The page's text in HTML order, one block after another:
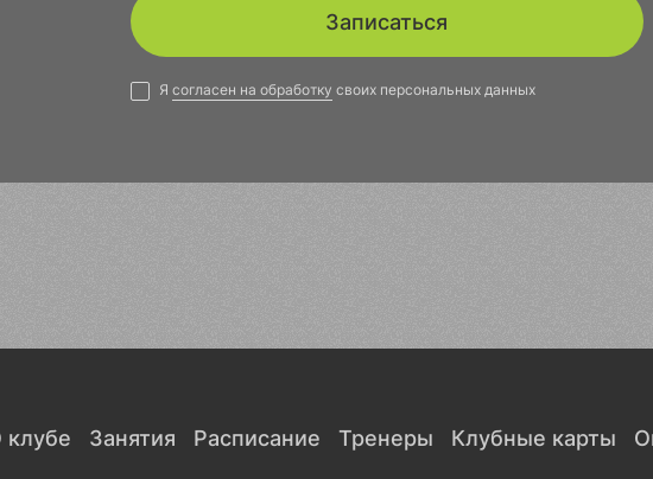
Записаться
Я согласен на обработку своих персональных данных
клубе Занятия Расписание Тренеры Клубные карты